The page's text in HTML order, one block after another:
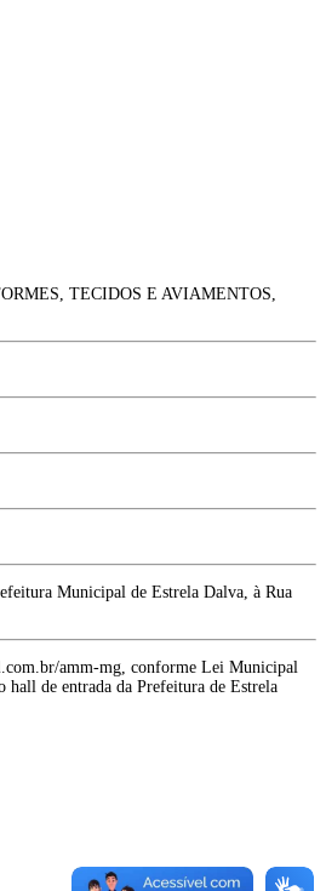
TECIDOS E AVIAMENTOS,
Municipal de Estrela Dalva, à Rua
amm-mg, conforme Lei Municipal
hall de entrada da Prefeitura de Estrela